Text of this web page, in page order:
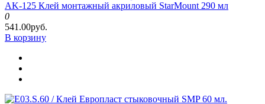
AK-125 Клей монтажный акриловый StarMount 290 мл
0
541.00руб.
В корзину